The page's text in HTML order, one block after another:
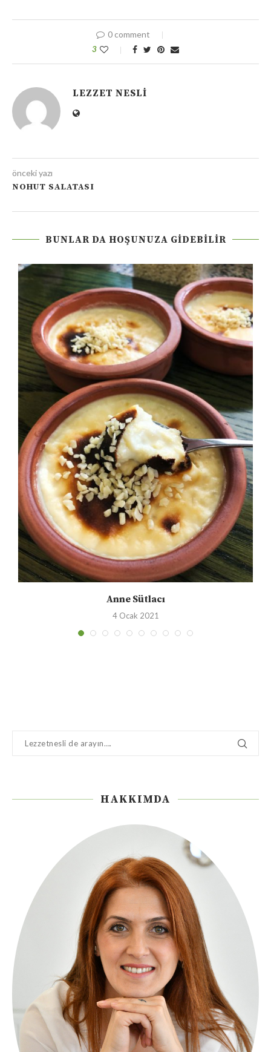
0 comment
3
LEZZET NESLI
önceki yazı
NOHUT SALATASI
BUNLAR DA HOŞUNUZA GIDEBILIR
Anne Sütlacı
4 Ocak 2021
HAKKIMDA